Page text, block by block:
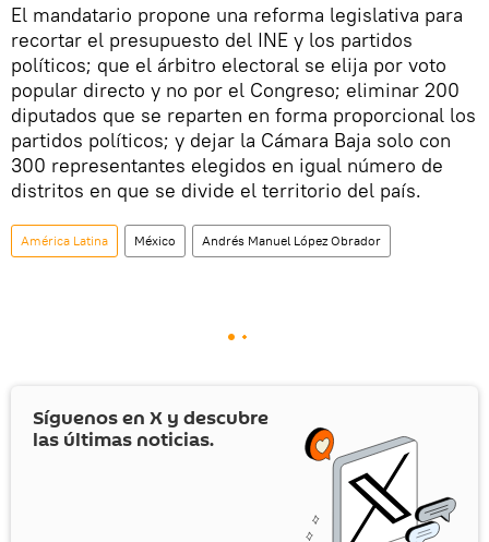
El mandatario propone una reforma legislativa para
recortar el presupuesto del INE y los partidos
políticos; que el árbitro electoral se elija por voto
popular directo y no por el Congreso; eliminar 200
diputados que se reparten en forma proporcional los
partidos políticos; y dejar la Cámara Baja solo con
300 representantes elegidos en igual número de
distritos en que se divide el territorio del país.
América Latina México Andrés Manuel López Obrador
Síguenos en X y descubre
las últimas noticias.